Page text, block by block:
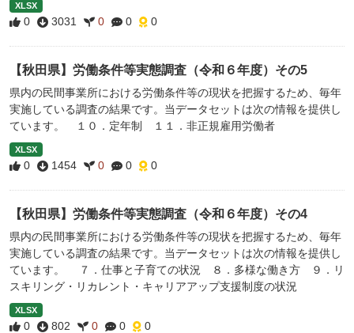
XLSX
0 3031 0 0 0
【秋田県】労働条件等実態調査（令和６年度）その5
県内の民間事業所における労働条件等の現状を把握するため、毎年
実施している調査の結果です。当データセットは次の情報を提供し
ています。 １０．定年制 １１．非正規雇用労働者
XLSX
0 1454 0 0 0
【秋田県】労働条件等実態調査（令和６年度）その4
県内の民間事業所における労働条件等の現状を把握するため、毎年
実施している調査の結果です。当データセットは次の情報を提供し
ています。 ７．仕事と子育ての状況 ８．多様な働き方 ９．リ
スキリング・リカレント・キャリアアップ支援制度の状況
XLSX
0 802 0 0 0